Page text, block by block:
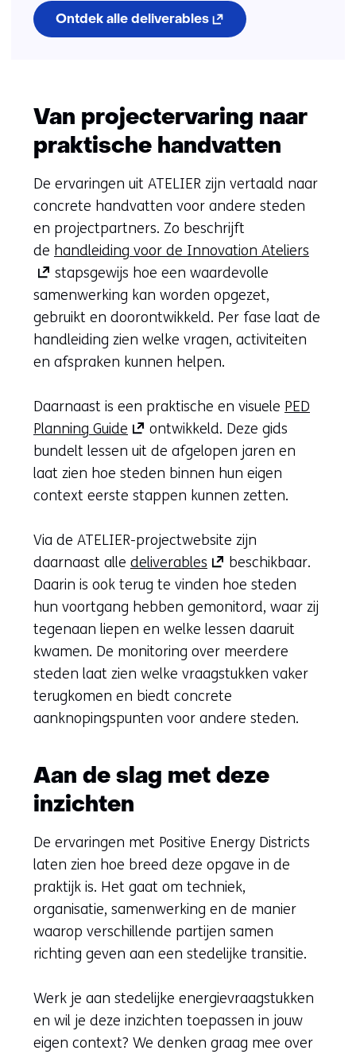
Ontdek alle deliverables(opent
andere
website)
Van projectervaring naar
praktische handvatten
De ervaringen uit ATELIER zijn vertaald naar
concrete handvatten voor andere steden
en projectpartners. Zo beschrijft
de handleiding voor de Innovation Ateliers
andere
andere
andere
stapsgewijs hoe een waardevolle
samenwerking kan worden opgezet,
gebruikt en doorontwikkeld. Per fase laat de
handleiding zien welke vragen, activiteiten
en afspraken kunnen helpen.
Daarnaast is een praktische en visuele PED
Planning Guide (opent
in
nieuw
venster)
naar
een
andere
website)
(opent
in
nieuw
venster)
naar
een
andere
website)
(opent
in
nieuw
venster)
naar
een
andere
website)
ontwikkeld. Deze gids
bundelt lessen uit de afgelopen jaren en
laat zien hoe steden binnen hun eigen
context eerste stappen kunnen zetten.
Via de ATELIER-projectwebsite zijn
daarnaast alle deliverables (opent
in
nieuw
venster)
(verwijst
naar
een
andere
(opent
in
nieuw
venster)
(verwijst
naar
een
andere
(opent
in
nieuw
venster)
(verwijst
naar
een
andere
beschikbaar.
Daarin is ook terug te vinden hoe steden
hun voortgang hebben gemonitord, waar zij
tegenaan liepen en welke lessen daaruit
kwamen. De monitoring over meerdere
steden laat zien welke vraagstukken vaker
terugkomen en biedt concrete
aanknopingspunten voor andere steden.
Aan de slag met deze
inzichten
De ervaringen met Positive Energy Districts
laten zien hoe breed deze opgave in de
praktijk is. Het gaat om techniek,
organisatie, samenwerking en de manier
waarop verschillende partijen samen
richting geven aan een stedelijke transitie.
Werk je aan stedelijke energievraagstukken
en wil je deze inzichten toepassen in jouw
eigen context? We denken graag mee over